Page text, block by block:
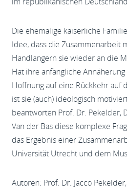
Die ehemalige kaiserliche
Idee, dass die Zusammenarbeit
Handlangern sie wieder an die
Hat ihre anfängliche
Hoffnung auf eine Rückkehr auf
ist sie (auch) ideologisch
beantworten Prof. Dr. Pekelder,
Van der Bas diese komplexe
das Ergebnis einer
Universität Utrecht und dem
Autoren: Prof. Dr. Jacco